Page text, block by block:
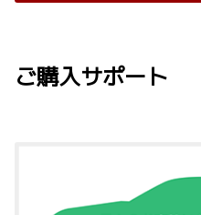
ご購入サポート